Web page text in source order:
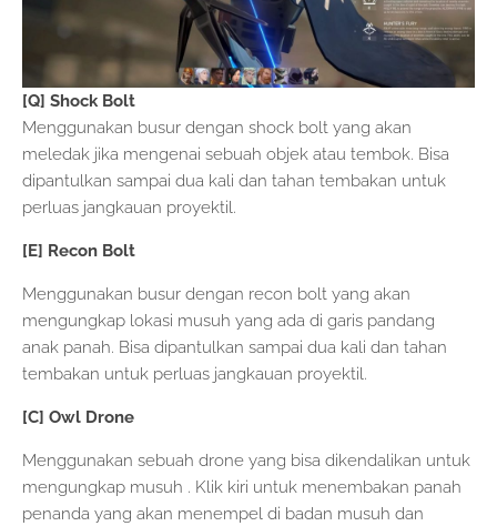
[Q] Shock Bolt
Menggunakan busur dengan shock bolt yang akan
meledak jika mengenai sebuah objek atau tembok. Bisa
dipantulkan sampai dua kali dan tahan tembakan untuk
perluas jangkauan proyektil.
[E] Recon Bolt
Menggunakan busur dengan recon bolt yang akan
mengungkap lokasi musuh yang ada di garis pandang
anak panah. Bisa dipantulkan sampai dua kali dan tahan
tembakan untuk perluas jangkauan proyektil.
[C] Owl Drone
Menggunakan sebuah drone yang bisa dikendalikan untuk
mengungkap musuh . Klik kiri untuk menembakan panah
penanda yang akan menempel di badan musuh dan